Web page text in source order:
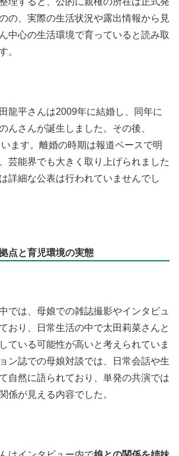
の、実際の生活状況や露出情報から見
中心の生活環境で育っていると読み取
。
龍平さんは2009年に結婚し、同年に
んさんが誕生しました。その後、
ます。離婚の時期は報道ベースで明
芸能界でも大きく取り上げられました
詳細な公表は行われていませんでし
点と育児環境の実態
では、母娘での雑誌撮影やインタビュ
おり、日常生活の中で太田莉菜さんと
ている可能性が高いと考えられていま
ン誌での母娘対談では、日常会話や生
自然に語られており、単発の共演では
係が見える内容でした。